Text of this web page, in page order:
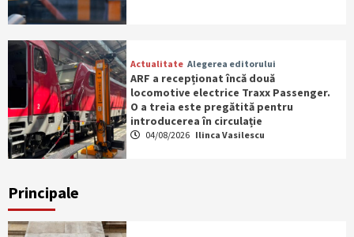
Actualitate Alegerea editorului
ARF a recepționat încă două
locomotive electrice Traxx Passenger.
O a treia este pregătită pentru
introducerea în circulație
04/08/2026 Ilinca Vasilescu
Principale